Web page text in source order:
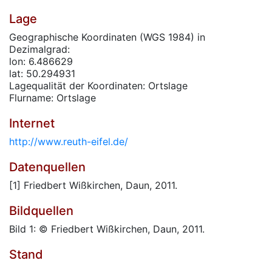
Lage
Geographische Koordinaten (WGS 1984) in
Dezimalgrad:
lon: 6.486629
lat: 50.294931
Lagequalität der Koordinaten: Ortslage
Flurname: Ortslage
Internet
http://www.reuth-eifel.de/
Datenquellen
[1] Friedbert Wißkirchen, Daun, 2011.
Bildquellen
Bild 1: © Friedbert Wißkirchen, Daun, 2011.
Stand